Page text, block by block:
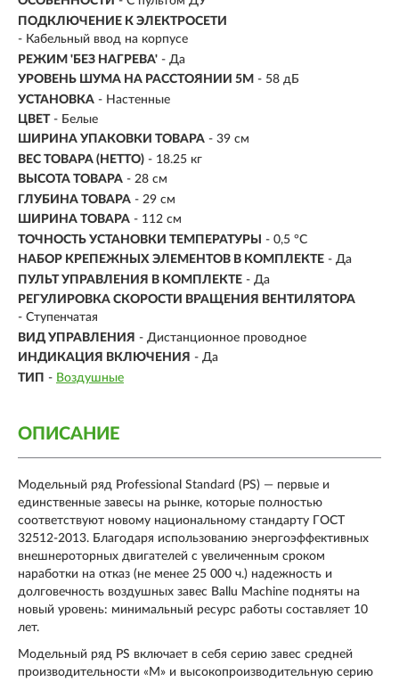
ПОДКЛЮЧЕНИЕ К ЭЛЕКТРОСЕТИ
- Кабельный ввод на корпусе
РЕЖИМ 'БЕЗ НАГРЕВА' - Да
УРОВЕНЬ ШУМА НА РАССТОЯНИИ 5М - 58 дБ
УСТАНОВКА - Настенные
ЦВЕТ - Белые
ШИРИНА УПАКОВКИ ТОВАРА - 39 см
ВЕС ТОВАРА (НЕТТО) - 18.25 кг
ВЫСОТА ТОВАРА - 28 см
ГЛУБИНА ТОВАРА - 29 см
ШИРИНА ТОВАРА - 112 см
ТОЧНОСТЬ УСТАНОВКИ ТЕМПЕРАТУРЫ
- 0,5 °С
НАБОР КРЕПЕЖНЫХ ЭЛЕМЕНТОВ В КОМПЛЕКТЕ - Да
ПУЛЬТ УПРАВЛЕНИЯ В КОМПЛЕКТЕ - Да
РЕГУЛИРОВКА СКОРОСТИ ВРАЩЕНИЯ ВЕНТИЛЯТОРА
- Ступенчатая
ВИД УПРАВЛЕНИЯ - Дистанционное проводное
ИНДИКАЦИЯ ВКЛЮЧЕНИЯ - Да
ТИП - Воздушные
ОПИСАНИЕ
Модельный ряд Professional Standard (PS) — первые и
единственные завесы на рынке, которые полностью
соответствуют новому национальному стандарту ГОСТ
32512-2013. Благодаря использованию энергоэффективных
внешнероторных двигателей с увеличенным сроком
наработки на отказ (не менее 25 000 ч.) надежность и
долговечность воздушных завес Ballu Machine подняты на
новый уровень: минимальный ресурс работы составляет 10
лет.
Модельный ряд PS включает в себя серию завес средней
производительности «M» и высокопроизводительную серию